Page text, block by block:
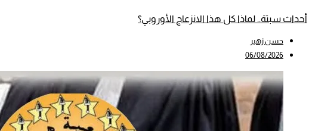
أحداث سبتة.. لماذا كل هذا الانزعاج الأوروبي؟
حسن زهير
06/08/2026